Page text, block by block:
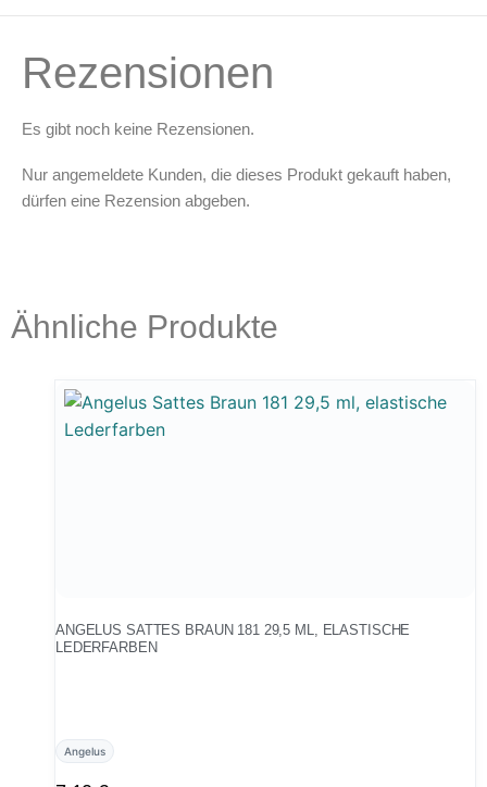
Rezensionen
Es gibt noch keine Rezensionen.
Nur angemeldete Kunden, die dieses Produkt gekauft haben,
dürfen eine Rezension abgeben.
Ähnliche Produkte
ANGELUS SATTES BRAUN 181 29,5 ML, ELASTISCHE
LEDERFARBEN
Angelus